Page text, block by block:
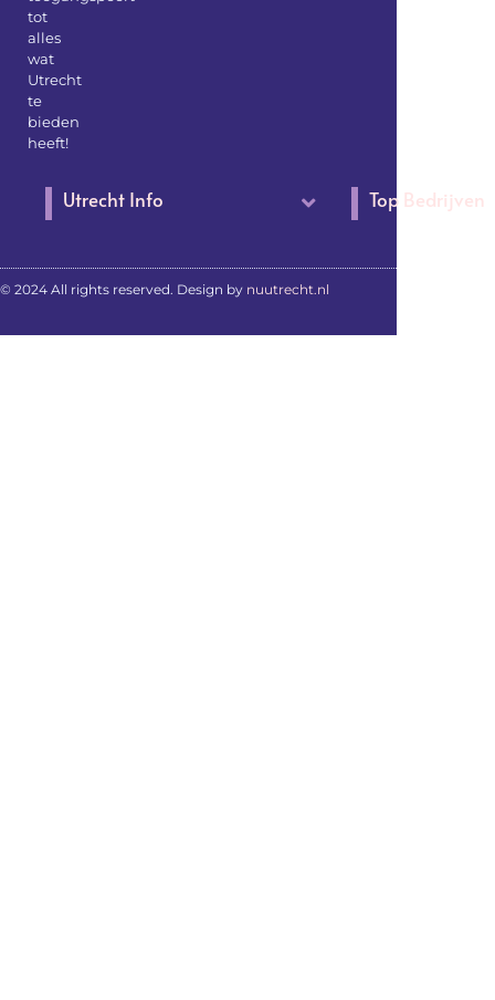
tot
alles
wat
Utrecht
te
bieden
heeft!
Utrecht Info Top Bedrijven
© 2024 All rights reserved. Design by nuutrecht.nl